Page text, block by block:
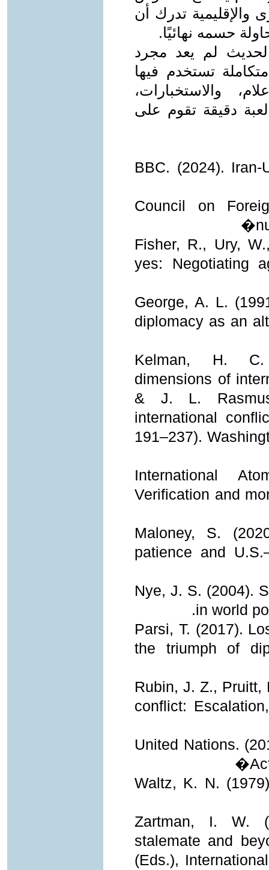
والإقليمية تدرك أن
حسمه نهائيًا.
لم يعد مجرد
تستخدم فيها
والاستخبارات،
دقيقة تقوم على
BBC. (2024).
Council on
Fisher, R., Ury,
yes: Negotiating
George, A. L.
diplomacy as an
Kelman, H. C.
dimensions of
& J. L.
international
191–237).
International
Verification and
Maloney, S.
patience and
Nye, J. S. (2004).
in world
Parsi, T. (2017).
the triumph of
Rubin, J. Z.,
conflict:
United Nations.
Waltz, K. N.
Zartman, I. W.
stalemate and
(Eds.),